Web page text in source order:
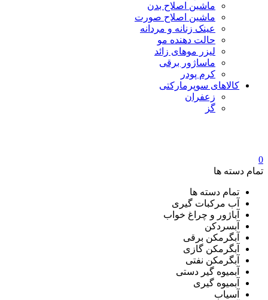
ماشین اصلاح بدن
ماشین اصلاح صورت
عینک زنانه و مردانه
حالت دهنده مو
لیزر موهای زائد
ماساژور برقی
کرم پودر
کالاهای سوپرمارکتی
زعفران
گز
0
تمام دسته ها
تمام دسته ها
آب مرکبات گیری
آباژور و چراغ خواب
آبسردکن
آبگرمکن برقی
آبگرمکن گازی
آبگرمکن نفتی
آبمیوه گیر دستی
آبمیوه گیری
آسیاب